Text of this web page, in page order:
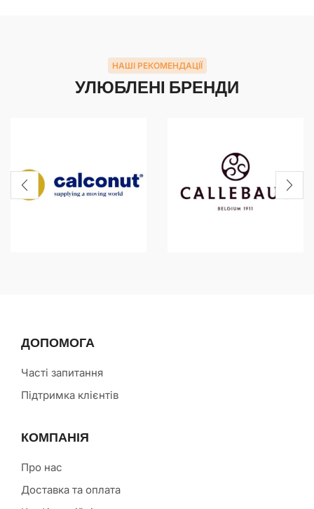
НАШІ РЕКОМЕНДАЦІЇ
УЛЮБЛЕНІ БРЕНДИ
ДОПОМОГА
Часті запитання
Підтримка клієнтів
КОМПАНІЯ
Про нас
Доставка та оплата